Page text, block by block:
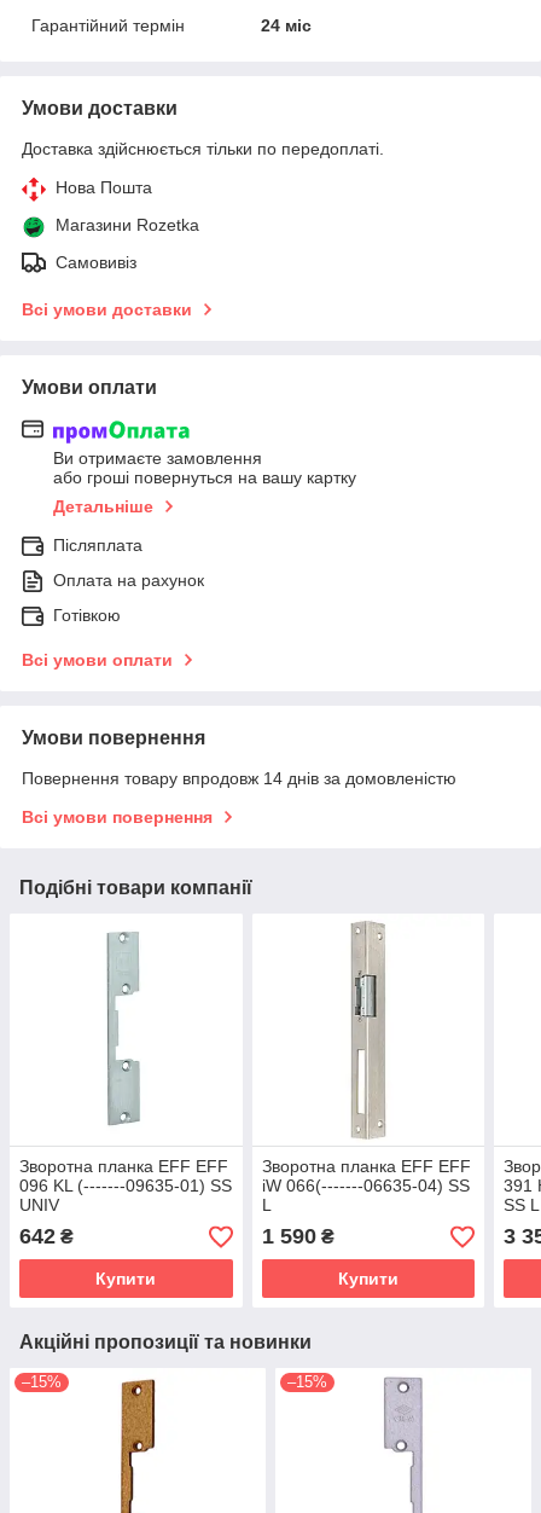
Гарантійний термін
24 міс
Умови доставки
Доставка здійснюється тільки по передоплаті.
Нова Пошта
Магазини Rozetka
Самовивіз
Всі умови доставки
Умови оплати
Ви отримаєте замовлення
або гроші повернуться на вашу картку
Детальніше
Післяплата
Оплата на рахунок
Готівкою
Всі умови оплати
Умови повернення
Повернення товару впродовж 14 днів за домовленістю
Всі умови повернення
Подібні товари компанії
Зворотна планка EFF EFF
096 KL (-------09635-01) SS
UNIV
642 ₴
Купити
Зворотна планка EFF EFF
iW 066(-------06635-04) SS
L
1 590₴
Купити
391
SS L
3
Акційні пропозиції та новинки
–15% –15%